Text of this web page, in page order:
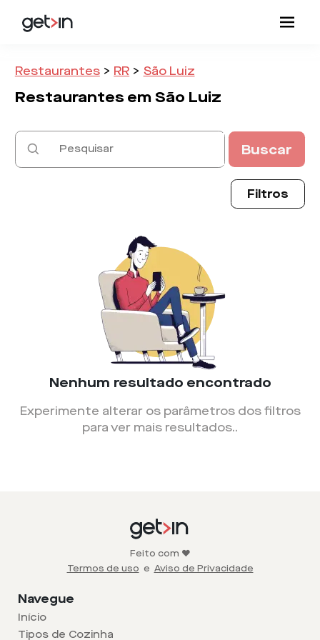
Restaurantes > RR > São Luiz
Restaurantes emSão Luiz
Buscar
Filtros
Nenhum resultado encontrado
Experimente alterar os parâmetros dos filtros
para ver mais resultados..
Feito com ❤️
Termos de uso e Aviso de Privacidade
Navegue
Início
Tipos de Cozinha